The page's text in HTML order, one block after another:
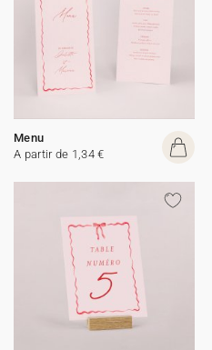
Menu
A partir de 1,34 €